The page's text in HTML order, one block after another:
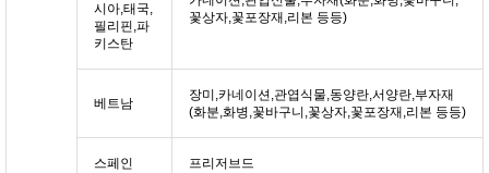
시아,태국,
필리핀,파
키스탄
꽃상자,꽃포장재,리본 등등)
베트남
장미,카네이션,관엽식물,동양란,서양란,부자재
(화분,화병,꽃바구니,꽃상자,꽃포장재,리본 등등)
스페인 프리저브드